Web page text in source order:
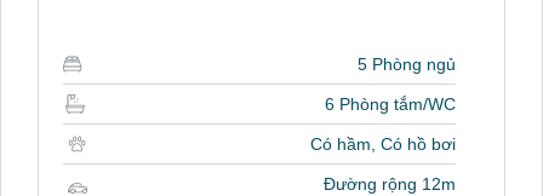
5 Phòng ngủ
6 Phòng tắm/WC
Có hầm, Có hồ bơi
Đường rộng 12m